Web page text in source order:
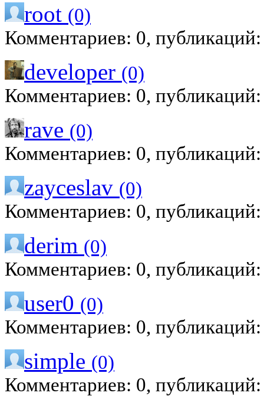
root (0)
Комментариев: 0,
developer (0)
Комментариев: 0,
rave (0)
Комментариев: 0,
zayceslav (0)
Комментариев: 0,
derim (0)
Комментариев: 0,
user0 (0)
Комментариев: 0,
simple (0)
Комментариев: 0,